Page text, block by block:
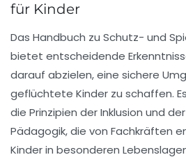
für Kinder
Das Handbuch zu Schutz- und
bietet entscheidende
darauf abzielen, eine sichere
geflüchtete Kinder zu schaffen.
die Prinzipien derInklusion und der
Pädagogik, die von Fachkräften
Kinder in besonderen